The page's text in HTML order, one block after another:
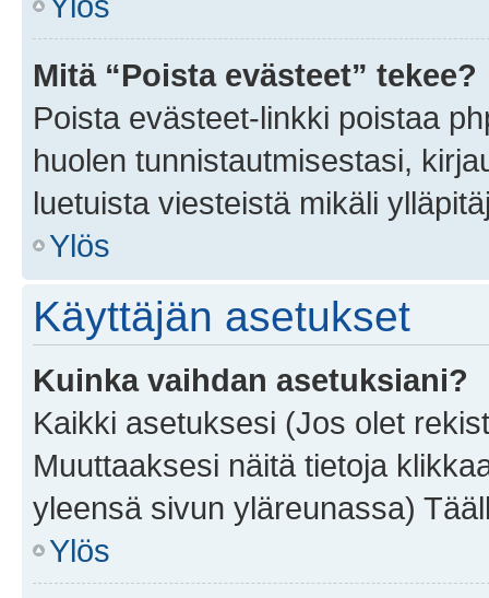
Mitä “Poista evästeet” tekee?
Poista evästeet-linkki poistaa
huolen tunnistautmisestasi,
luetuista viesteistä mikäli
Ylös
Käyttäjän asetukset
Kuinka vaihdan asetuksiani?
Kaikki asetuksesi (Jos olet
Muuttaaksesi näitä tietoja
yleensä sivun yläreunassa)
Ylös